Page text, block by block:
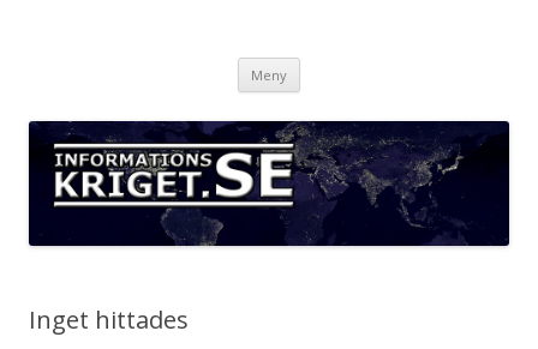
Meny
Inget hittades